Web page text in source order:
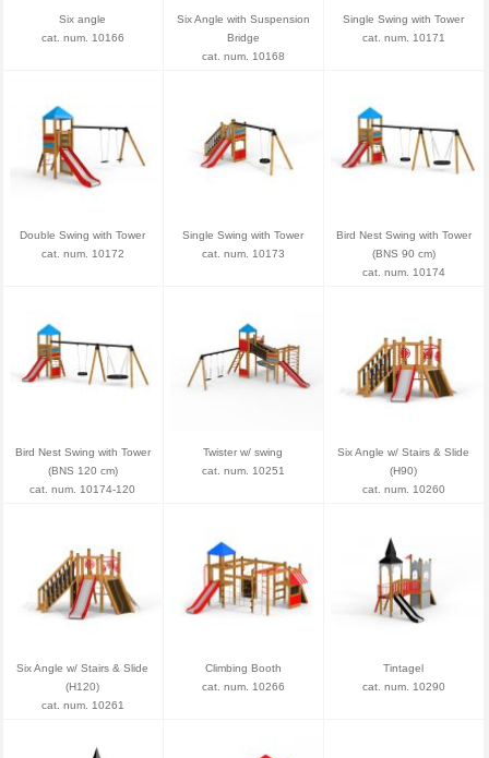
Six angle
cat. num. 10166
Six Angle with Suspension
Bridge
cat. num. 10168
Single Swing with Tower
cat. num. 10171
Double Swing with Tower
cat. num. 10172
Single Swing with Tower
cat. num. 10173
Bird Nest Swing with Tower
(BNS 90 cm)
cat. num. 10174
Bird Nest Swing with Tower
(BNS 120 cm)
cat. num. 10174-120
Twister w/ swing
cat. num. 10251
Six Angle w/ Stairs & Slide
(H90)
cat. num. 10260
Six Angle w/ Stairs & Slide
(H120)
cat. num. 10261
Climbing Booth
cat. num. 10266
Tintagel
cat. num. 10290